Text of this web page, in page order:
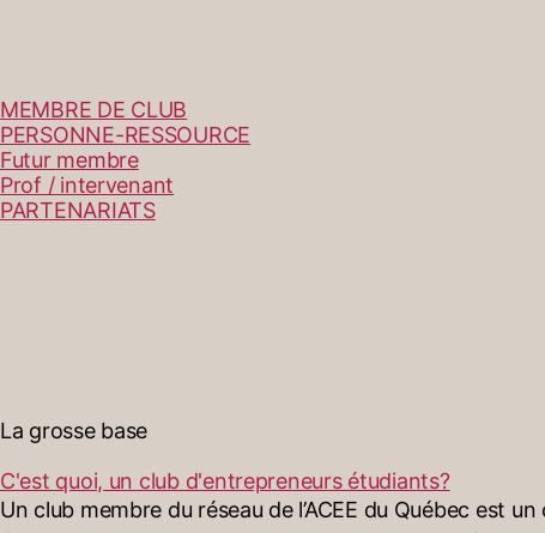
MEMBRE DE CLUB
PERSONNE-RESSOURCE
Futur membre
Prof / intervenant
PARTENARIATS
La grosse base
C'est quoi, un club d'entrepreneurs étudiants?
Un club membre du réseau de l’ACEE du Québec est